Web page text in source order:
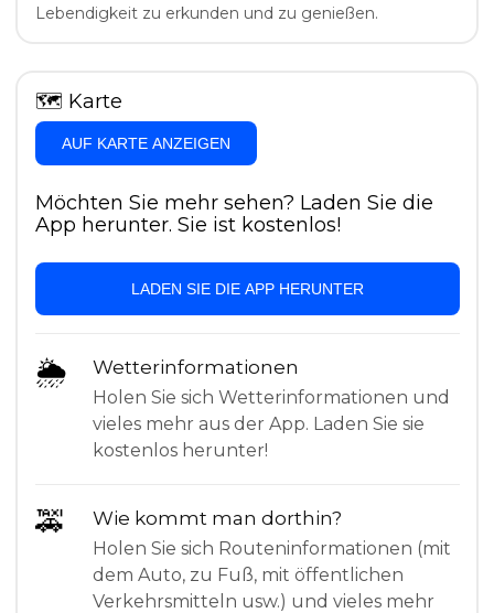
Lebendigkeit zu erkunden und zu genießen.
🗺 Karte
AUF KARTE ANZEIGEN
Möchten Sie mehr sehen? Laden Sie die
App herunter. Sie ist kostenlos!
LADEN SIE DIE APP HERUNTER
🌦 Wetterinformationen
Holen Sie sich Wetterinformationen und
vieles mehr aus der App. Laden Sie sie
kostenlos herunter!
🚕 Wie kommt man dorthin?
Holen Sie sich Routeninformationen (mit
dem Auto, zu Fuß, mit öffentlichen
Verkehrsmitteln usw.) und vieles mehr